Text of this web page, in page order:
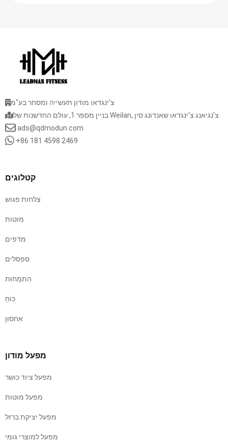
צ'ינגדאו מודון תעשייה ומסחר בע"מ
בניין מספר 1, עולם החדשנות של Weilan, צ'נגיאנג צ'ינגדאו שאנדונג סין.
ads@qdmodun.com
+86 181 4598 2469
קטלוגים
צלחות פגוש
מוטות
מדפים
ספסלים
הִתמַחוּת
כּוֹחַ
אִחסוּן
מפעל מודון
מפעל ציוד כושר
מפעל מוטות
מפעל יציקת ברזל
מפעל למוצרי גומי